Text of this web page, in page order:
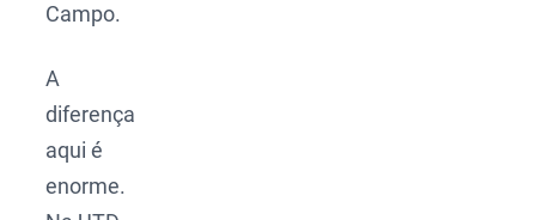
Campo.
A
diferença
aqui é
enorme.